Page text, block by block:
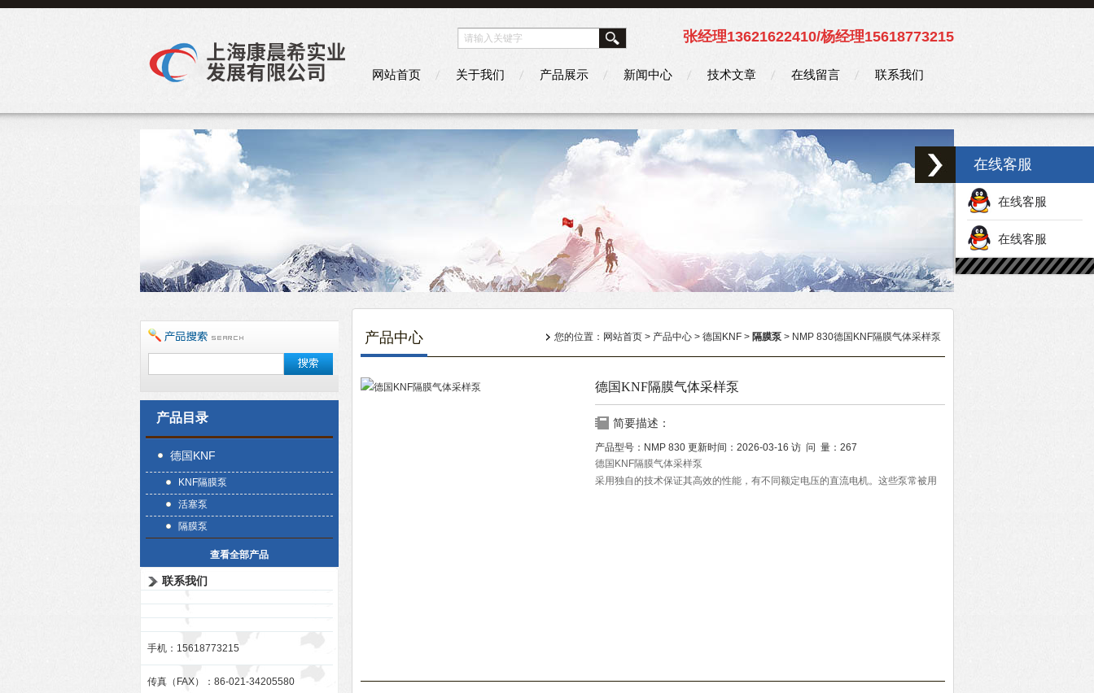
张经理13621622410/杨经理15618773215
网站首页 关于我们 产品展示 新闻中心 技术文章 在线留言 联系我们
产品目录
德国KNF
KNF隔膜泵
活塞泵
隔膜泵
查看全部产品
联系我们
手机：15618773215
传真（FAX）：86-021-34205580
产品中心 您的位置： 网站首页 > 产品中心 > 德国KNF > 隔膜泵 > NMP 830德国KNF隔膜气体采样泵
德国KNF隔膜气体采样泵
简要描述：
产品型号： NMP 830 更新时间： 2026-03-16 访 问 量： 267
德国KNF隔膜气体采样泵
采用独自的技术保证其高效的性能，有不同额定电压的直流电机。这些泵常被用
在线客服
在线客服
在线客服